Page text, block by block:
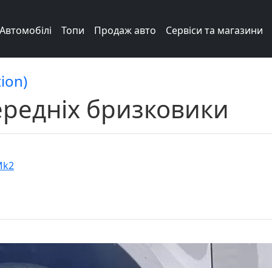
Автомобілі Топи Продаж авто Сервіси та магазини
бризковики